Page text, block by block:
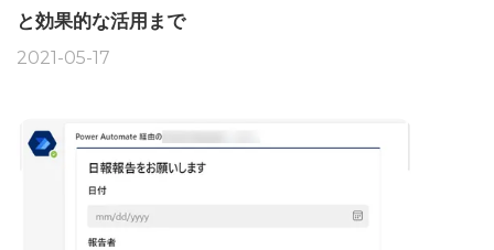
と効果的な活用まで
2021-05-17